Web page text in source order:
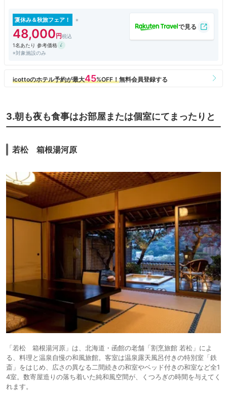
夏休み＆秋旅フェア！
48,000
1名あたり 参考価格
※対象施設のみ
3.朝も夜も食事はお部屋または個室にてまったりと
若松 箱根湯河原
「若松 箱根湯河原」は、北海道・函館の老舗「割烹旅館 若松」によ
る、料理と温泉自慢の和風旅館。客室は温泉露天風呂付きの特別室「鉄
斎」をはじめ、広さの異なる二間続きの和室やベッド付きの和室など全1
4室。数寄屋造りの落ち着いた純和風空間が、くつろぎの時間を与えてく
れます。